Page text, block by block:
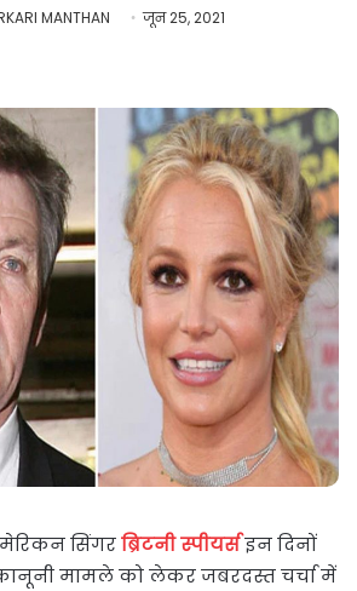
MANTHAN
जून 25, 2021
सिंगरब्रिटनी स्पीयर्सइन दिनों
मामले को लेकर जबरदस्त चर्चा में